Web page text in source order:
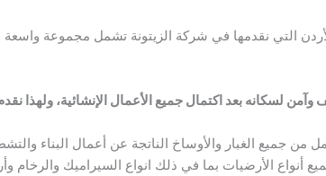
التي نقدمها في شركة الزيتونة تشمل مجموعة
لسكانه بعد اكتمال جميع الأعمال الإنشائية، ولهذا
من جميع الغبار والأوساخ الناتجة عن أعمال البناء
أنواع الأرضيات بما في ذلك انواع السيراميك